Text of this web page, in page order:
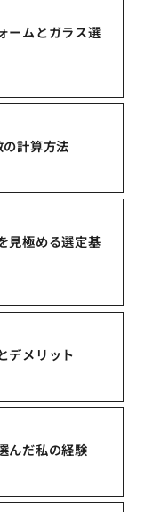
ームとガラス選
計算方法
見極める選定基
デメリット
んだ私の経験